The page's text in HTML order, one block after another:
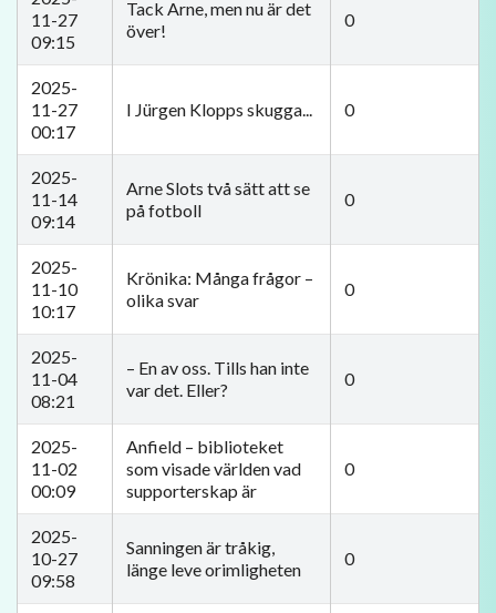
11-27
09:15
Tack Arne, men nu är det
över!
0
2025-
11-27
00:17
I Jürgen Klopps skugga... 0
2025-
11-14
09:14
Arne Slots två sätt att se
på fotboll
0
2025-
11-10
10:17
Krönika: Många frågor –
olika svar
0
2025-
11-04
08:21
– En av oss. Tills han inte
var det. Eller?
0
2025-
11-02
00:09
Anfield – biblioteket
som visade världen vad
supporterskap är
0
2025-
10-27
09:58
Sanningen är tråkig,
länge leve orimligheten
0